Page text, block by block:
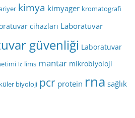
kimya kimyager kromatografi
cihazları Laboratuvar
güvenliği Laboratuvar
lc lims mantar mikrobiyoloji
biyoloji pcr protein rna sağlık